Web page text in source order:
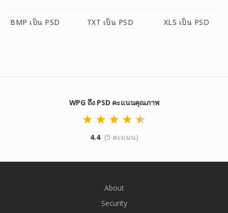
BMP เป็น PSD TXT เป็น PSD XLS เป็น PSD
WPG ถึง PSD คะแนนคุณภาพ
4.4 (5 คะแนน)
About
Security